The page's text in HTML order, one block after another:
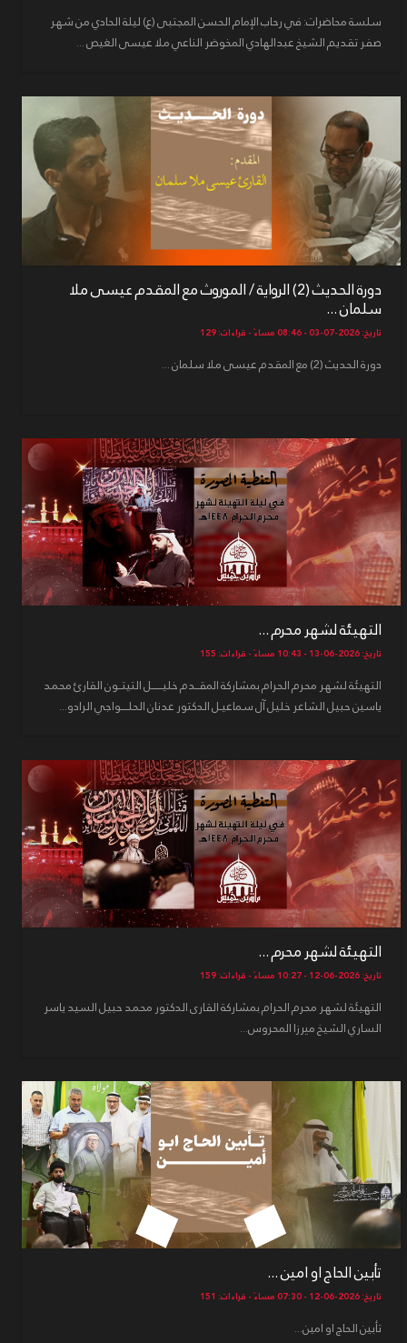
سلسة محاضرات: في رحاب الإمام الحسن المجتبى (ع) ليلة الحادي من شهر
صفر تقديم الشيخ عبدالهادي المخوضر الناعي ملا عيسى الغيص ...
دورة الحديث (2) الرواية / الموروث مع المقدم عيسى ملا
سلمان ...
تاريخ: 2026-07-03 - 08:46 مساءً - قراءات: 129
دورة الحديث (2) مع المقدم عيسى ملا سلمان ...
التهيئة لشهر محرم ...
تاريخ: 2026-06-13 - 10:43 مساءً - قراءات: 155
التهيئة لشهر محرم الحرام بمشاركة المقــدم خليــــــل التيتــون القارئ محمد
ياسين حبيل الشاعر خليل آل سماعيـل الدكتور عدنان الحلــــواجي الرادو...
التهيئة لشهر محرم ...
تاريخ: 2026-06-12 - 10:27 مساءً - قراءات: 159
التهيئة لشهر محرم الحرام بمشاركة القارى الدكتور محمد حبيل السيد ياسر
الساري الشيخ ميرزا المحروس...
تأبين الحاج او امين ...
تاريخ: 2026-06-12 - 07:30 مساءً - قراءات: 151
تأبين الحاج او امين...